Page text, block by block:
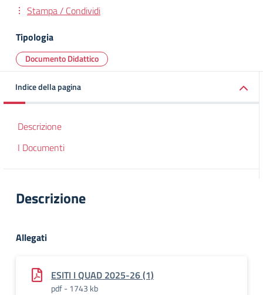
Stampa / Condividi
Tipologia
Documento Didattico
Indice della pagina
Descrizione
I Documenti
Descrizione
Allegati
ESITI I QUAD 2025-26 (1)
pdf - 1743 kb